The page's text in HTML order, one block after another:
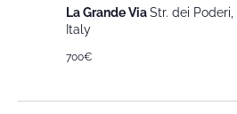
La Grande ViaStr. dei
Italy
700€